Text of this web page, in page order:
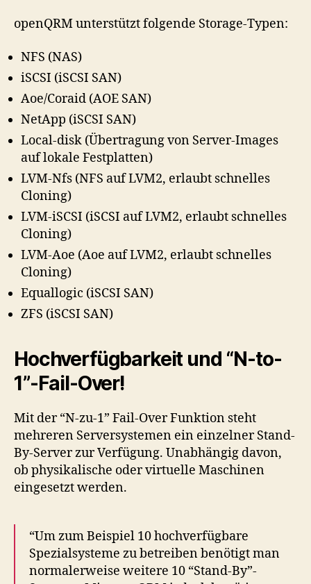
openQRM unterstützt folgende Storage-Typen:
NFS (NAS)
iSCSI (iSCSI SAN)
Aoe/Coraid (AOE SAN)
NetApp (iSCSI SAN)
Local-disk (Übertragung von Server-Images
auf lokale Festplatten)
LVM-Nfs (NFS auf LVM2, erlaubt schnelles
Cloning)
LVM-iSCSI (iSCSI auf LVM2, erlaubt schnelles
Cloning)
LVM-Aoe (Aoe auf LVM2, erlaubt schnelles
Cloning)
Equallogic (iSCSI SAN)
ZFS (iSCSI SAN)
Hochverfügbarkeit und “N-to-
1”-Fail-Over!
Mit der “N-zu-1” Fail-Over Funktion steht
mehreren Serversystemen ein einzelner Stand-
By-Server zur Verfügung. Unabhängig davon,
ob physikalische oder virtuelle Maschinen
eingesetzt werden.
“Um zum Beispiel 10 hochverfügbare
Spezialsysteme zu betreiben benötigt man
normalerweise weitere 10 “Stand-By”-